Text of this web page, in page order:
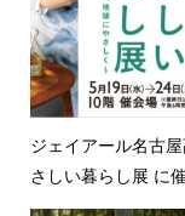
ジェイアール名古
さしい暮らし展 に催